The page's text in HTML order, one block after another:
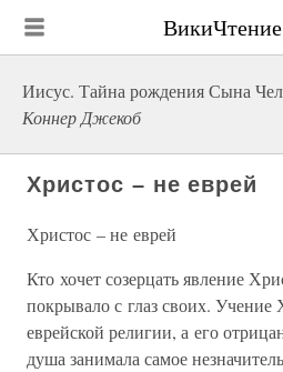
ВикиЧтение
Иисус. Тайна рождения Сына
Коннер Джекоб
Христос – не еврей
Христос – не еврей
Кто хочет созерцать явление
покрывало с глаз своих. Учение
еврейской религии, а его
душа занимала самое